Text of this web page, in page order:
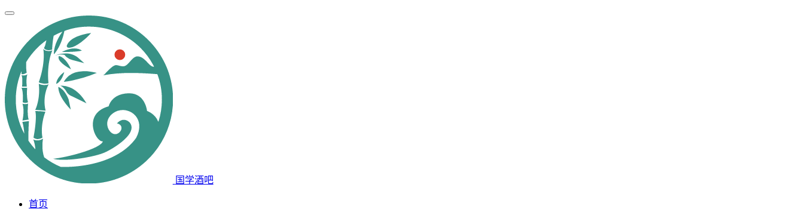
国学酒吧
首页